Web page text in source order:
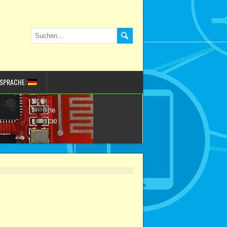
SPRACHE: